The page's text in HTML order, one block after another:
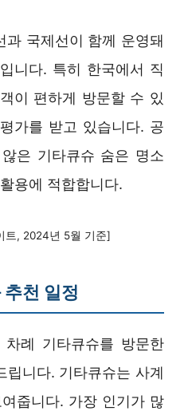
과 국제선이 함께 운영돼
니다. 특히 한국에서 직
이 편하게 방문할 수 있
가를 받고 있습니다. 공
은 기타큐슈 숨은 명소
용에 적합합니다.
트, 2024년 5월 기준]
천 일정
례 기타큐슈를 방문한
립니다. 기타큐슈는 사계
줍니다. 가장 인기가 많